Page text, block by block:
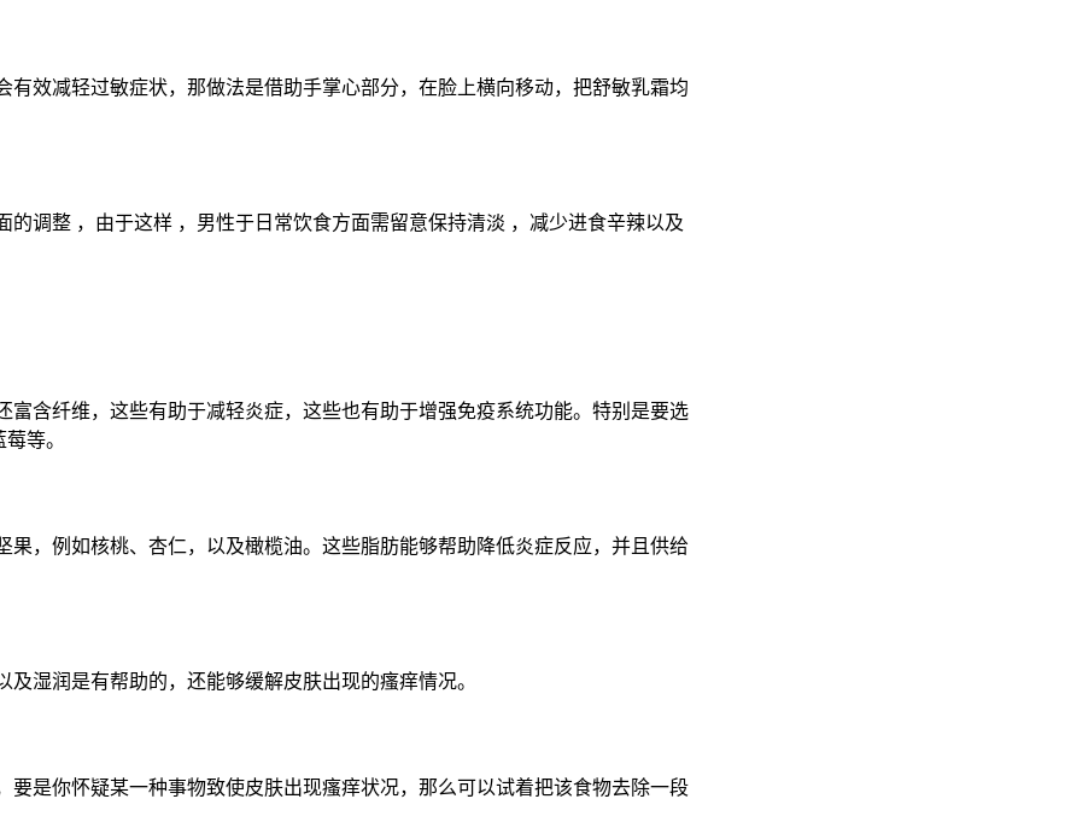
效减轻过敏症状，那做法是借助手掌心部分，在脸上横向移动，把舒敏乳霜均
调整 ，由于这样 ，男性于日常饮食方面需留意保持清淡 ，减少进食辛辣以及
含纤维，这些有助于减轻炎症，这些也有助于增强免疫系统功能。特别是要选
等。
，例如核桃、杏仁，以及橄榄油。这些脂肪能够帮助降低炎症反应，并且供给
湿润是有帮助的，还能够缓解皮肤出现的瘙痒情况。
是你怀疑某一种事物致使皮肤出现瘙痒状况，那么可以试着把该食物去除一段